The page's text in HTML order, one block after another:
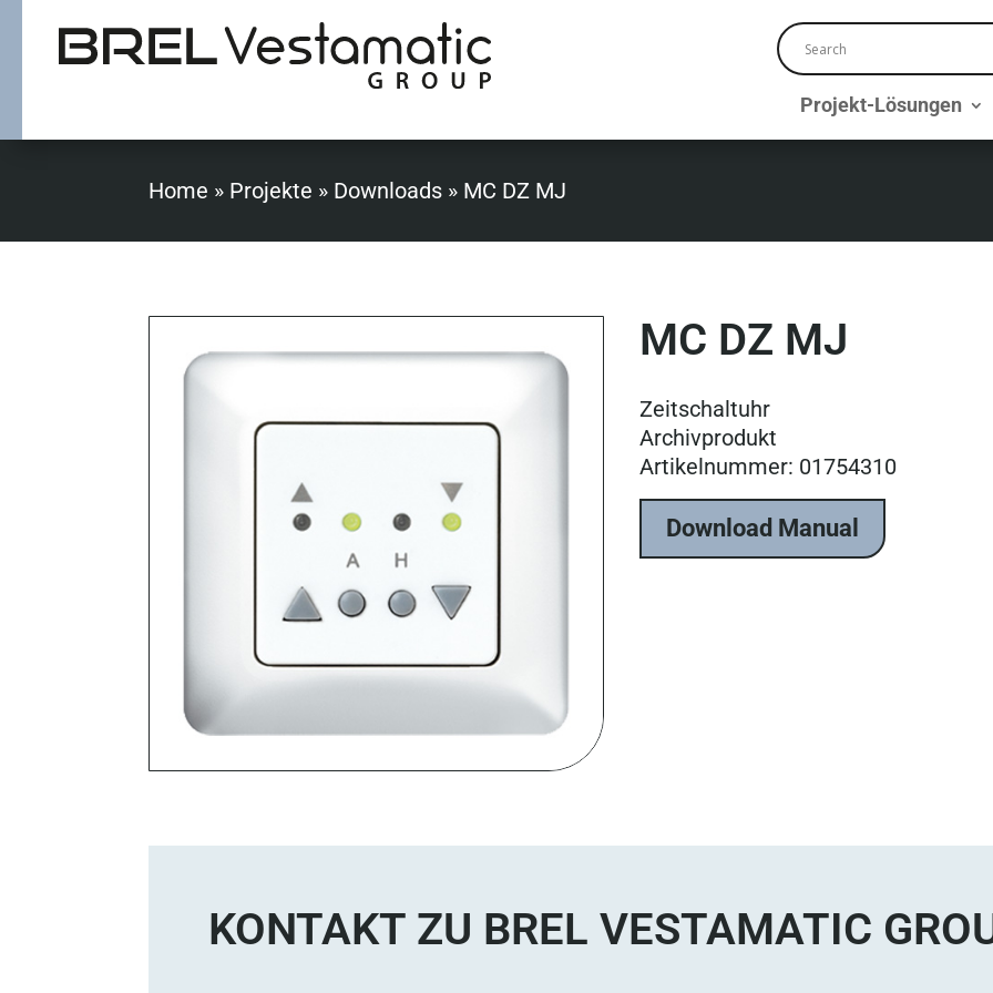
Projekt-Lösungen
Home » Projekte » Downloads » MC DZ MJ
MC DZ MJ
Zeitschaltuhr
Archivprodukt
Artikelnummer: 01754310
Download Manual
KONTAKT ZU BREL VESTAMATIC